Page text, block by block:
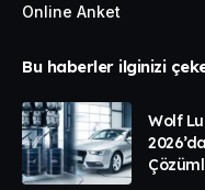
Online Anket
Bu haberler ilginizi
Wolf